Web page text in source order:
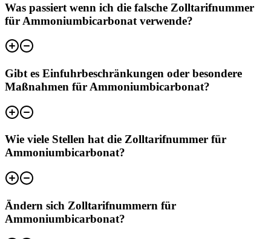
Was passiert wenn ich die falsche Zolltarifnummer
für Ammoniumbicarbonat verwende?
Gibt es Einfuhrbeschränkungen oder besondere
Maßnahmen für Ammoniumbicarbonat?
Wie viele Stellen hat die Zolltarifnummer für
Ammoniumbicarbonat?
Ändern sich Zolltarifnummern für
Ammoniumbicarbonat?